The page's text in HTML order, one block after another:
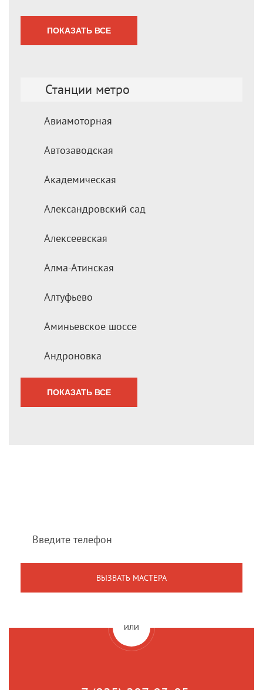
ПОКАЗАТЬ ВСЕ
Станции метро
Авиамоторная
Автозаводская
Академическая
Александровский сад
Алексеевская
Алма-Атинская
Алтуфьево
Аминьевское шоссе
Андроновка
ПОКАЗАТЬ ВСЕ
ИЛИ